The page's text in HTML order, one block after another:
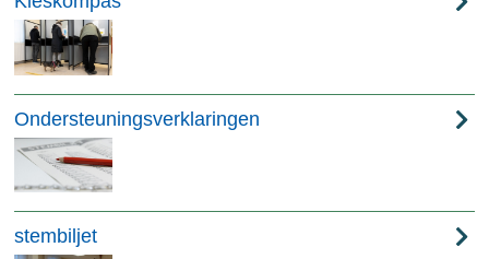
Ondersteuningsverklaringen
stembiljet